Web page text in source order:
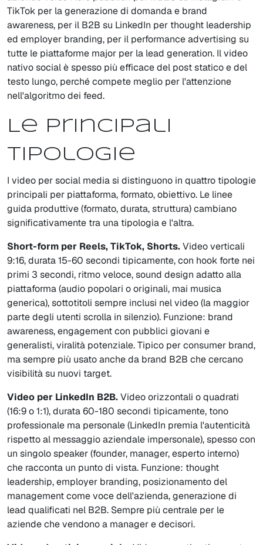
TikTok per la generazione di domanda e brand
awareness, per il B2B su LinkedIn per thought leadership
ed employer branding, per il performance advertising su
tutte le piattaforme major per la lead generation. Il video
nativo social è spesso più efficace del post statico e del
testo lungo, perché compete meglio per l'attenzione
nell'algoritmo dei feed.
Le principali
tipologie
I video per social media si distinguono in quattro tipologie
principali per piattaforma, formato, obiettivo. Le linee
guida produttive (formato, durata, struttura) cambiano
significativamente tra una tipologia e l'altra.
Short-form per Reels, TikTok, Shorts.Video verticali
9:16, durata 15-60 secondi tipicamente, con hook forte nei
primi 3 secondi, ritmo veloce, sound design adatto alla
piattaforma (audio popolari o originali, mai musica
generica), sottotitoli sempre inclusi nel video (la maggior
parte degli utenti scrolla in silenzio). Funzione: brand
awareness, engagement con pubblici giovani e
generalisti, viralità potenziale. Tipico per consumer brand,
ma sempre più usato anche da brand B2B che cercano
visibilità su nuovi target.
Video per LinkedIn B2B.Video orizzontali o quadrati
(16:9 o 1:1), durata 60-180 secondi tipicamente, tono
professionale ma personale (LinkedIn premia l'autenticità
rispetto al messaggio aziendale impersonale), spesso con
un singolo speaker (founder, manager, esperto interno)
che racconta un punto di vista. Funzione: thought
leadership, employer branding, posizionamento del
management come voce dell'azienda, generazione di
lead qualificati nel B2B. Sempre più centrale per le
aziende che vendono a manager e decisori.